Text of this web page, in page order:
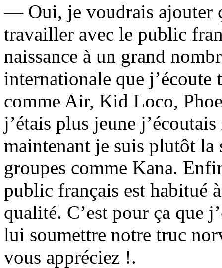
— Oui, je voudrais ajouter
travailler avec le public
naissance à un grand
internationale que j’écoute
comme Air, Kid Loco,
j’étais plus jeune
maintenant je suis plutôt la
groupes comme Kana.
public français est habitué
qualité. C’est pour ça que
lui soumettre notre truc
vous appréciez !.